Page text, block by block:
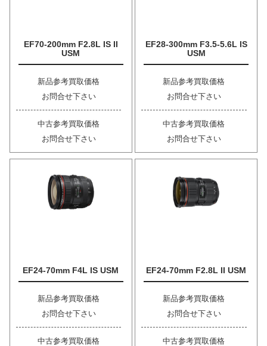
EF70-200mm F2.8L IS II
USM
新品参考買取価格
お問合せ下さい
中古参考買取価格
お問合せ下さい
EF28-300mm F3.5-5.6L IS
USM
新品参考買取価格
お問合せ下さい
中古参考買取価格
お問合せ下さい
EF24-70mm F4L IS USM
新品参考買取価格
お問合せ下さい
中古参考買取価格
EF24-70mm F2.8L II USM
新品参考買取価格
お問合せ下さい
中古参考買取価格